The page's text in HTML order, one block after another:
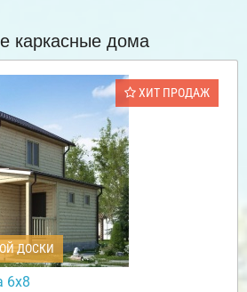
каркасные дома
ХИТ ПРОДАЖ
ДОСКИ
6х8